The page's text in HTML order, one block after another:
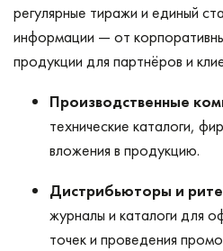
регулярные тиражи и единый
информации — от
продукции для партнёров и
Производственные
технические каталоги,
вложения в продукцию.
Дистрибьюторы и
журналы и каталоги для
точек и проведения